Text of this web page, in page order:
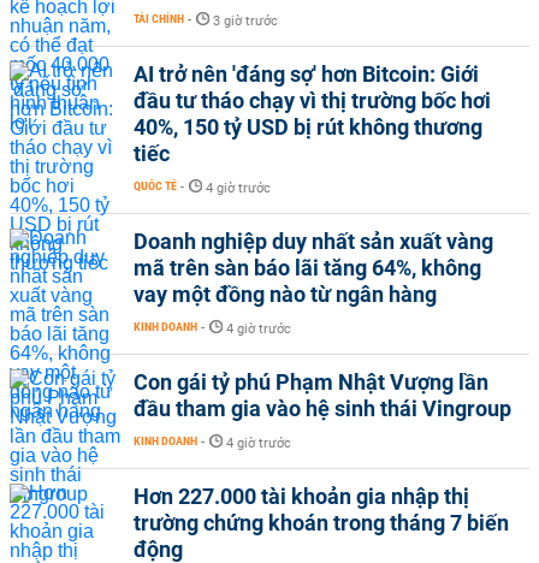
TÀI CHÍNH - 3 giờ trước
AI trở nên 'đáng sợ' hơn Bitcoin: Giới
đầu tư tháo chạy vì thị trường bốc hơi
40%, 150 tỷ USD bị rút không thương
tiếc
QUỐC TẾ - 4 giờ trước
Doanh nghiệp duy nhất sản xuất vàng
mã trên sàn báo lãi tăng 64%, không
vay một đồng nào từ ngân hàng
KINH DOANH - 4 giờ trước
Con gái tỷ phú Phạm Nhật Vượng lần
đầu tham gia vào hệ sinh thái Vingroup
KINH DOANH - 4 giờ trước
Hơn 227.000 tài khoản gia nhập thị
trường chứng khoán trong tháng 7 biến
động